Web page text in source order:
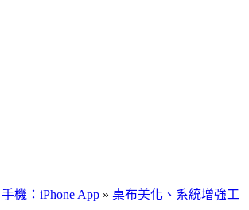
手機：iPhone App » 桌布美化、系統增強工